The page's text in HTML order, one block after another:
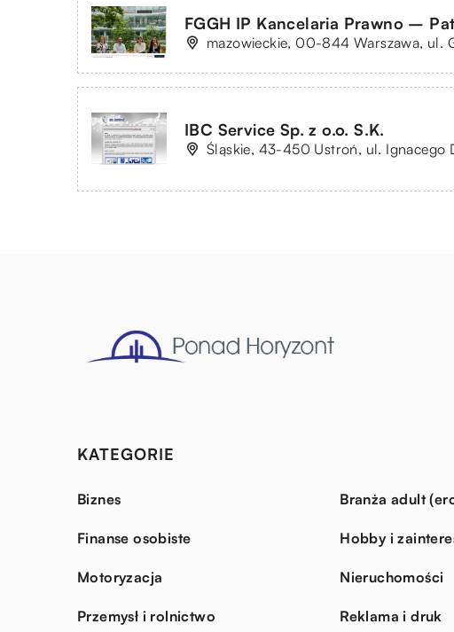
FGGH IP Kancelaria Prawno –
mazowieckie, 00-844 Warszawa, ul.
IBC Service Sp. z o.o. S.K.
Śląskie, 43-450 Ustroń, ul. Ignacego
KATEGORIE
Biznes Branża adult
Finanse osobiste Hobby i
Motoryzacja Nieruchomości
Przemysł i rolnictwo Reklama i druk